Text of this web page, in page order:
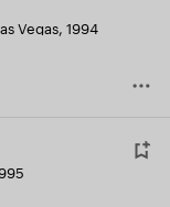
Vegas, 1994